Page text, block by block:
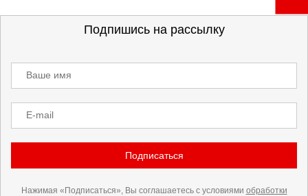
Подпишись на рассылку
Ваше имя
E-mail
Подписаться
Нажимая «Подписаться», Вы соглашаетесь с условиями обработки